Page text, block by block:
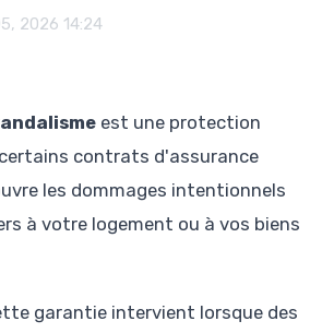
2026 14:24
est une protection
contrats d'assurance
les dommages intentionnels
à votre logement ou à vos biens
garantie intervient lorsque des